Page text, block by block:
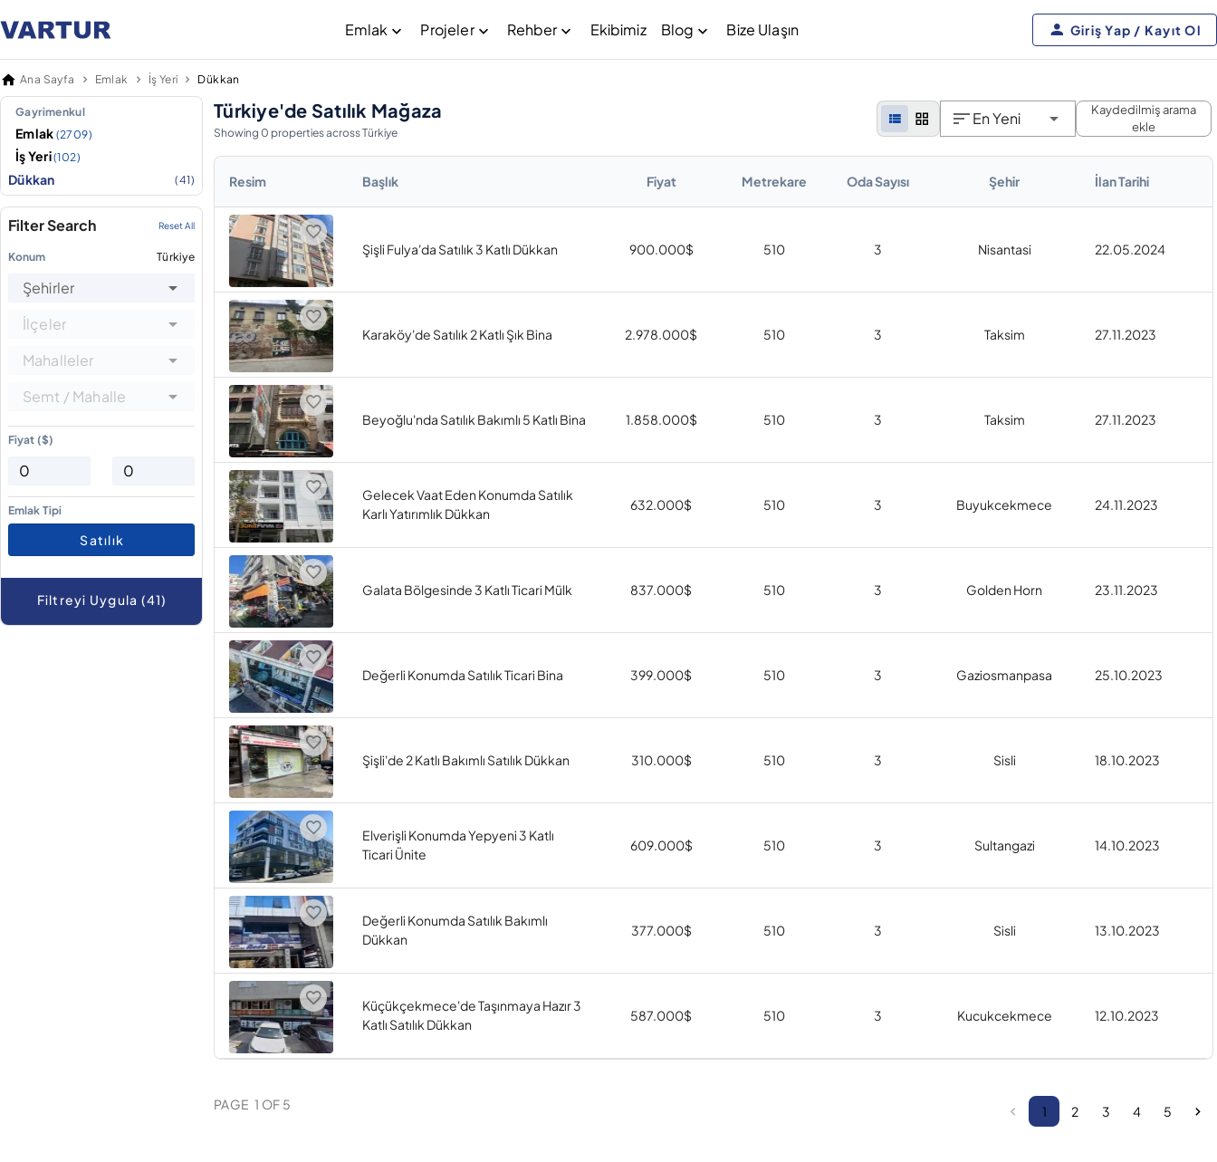
Emlak Projeler Rehber Ekibimiz Blog Bize Ulaşın Giriş Yap / Kayıt Ol
Ana Sayfa Emlak İş Yeri Dükkan
Gayrimenkul
Emlak (2709)
İş Yeri(102)
Dükkan (41)
Filter Search Reset All
Konum Türkiye
Şehirler
İlçeler
Mahalleler
Semt / Mahalle
Fiyat ($)
Emlak Tipi
Satılık
Filtreyi Uygula (41)
Türkiye'de Satılık Mağaza
Showing 0 properties across Türkiye
En Yeni
Kaydedilmiş arama
ekle
Resim Başlık Fiyat Metrekare Oda Sayısı Şehir İlan Tarihi
Şişli Fulya'da Satılık 3 Katlı Dükkan 900.000$ 510 3 Nisantasi 22.05.2024
Karaköy'de Satılık 2 Katlı Şık Bina 2.978.000$ 510 3 Taksim 27.11.2023
Beyoğlu'nda Satılık Bakımlı 5 Katlı Bina 1.858.000$ 510 3 Taksim 27.11.2023
Gelecek Vaat Eden Konumda Satılık
Karlı Yatırımlık Dükkan
632.000$ 510 3 Buyukcekmece 24.11.2023
Galata Bölgesinde 3 Katlı Ticari Mülk 837.000$ 510 3 Golden Horn 23.11.2023
Değerli Konumda Satılık Ticari Bina 399.000$ 510 3 Gaziosmanpasa 25.10.2023
Şişli'de 2 Katlı Bakımlı Satılık Dükkan 310.000$ 510 3 Sisli 18.10.2023
Elverişli Konumda Yepyeni 3 Katlı
Ticari Ünite
609.000$ 510 3 Sultangazi 14.10.2023
Değerli Konumda Satılık Bakımlı
Dükkan
377.000$ 510 3 Sisli 13.10.2023
Küçükçekmece'de Taşınmaya Hazır 3
Katlı Satılık Dükkan
587.000$ 510 3 Kucukcekmece 12.10.2023
PAGE 1 OF 5 1 2 3 4 5